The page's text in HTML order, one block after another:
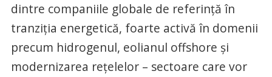
dintre companiile globale de referință în
tranziția energetică, foarte activă în domenii
precum hidrogenul, eolianul offshore și
modernizarea rețelelor – sectoare care vor